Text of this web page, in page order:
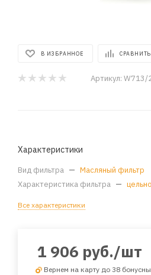
В ИЗБРАННОЕ СРАВНИТЬ
Артикул: W713/
Характеристики
Вид фильтра — Масляный фильтр
Характеристика фильтра —
Все характеристики
1 906 руб./шт
Вернем на карту до 38